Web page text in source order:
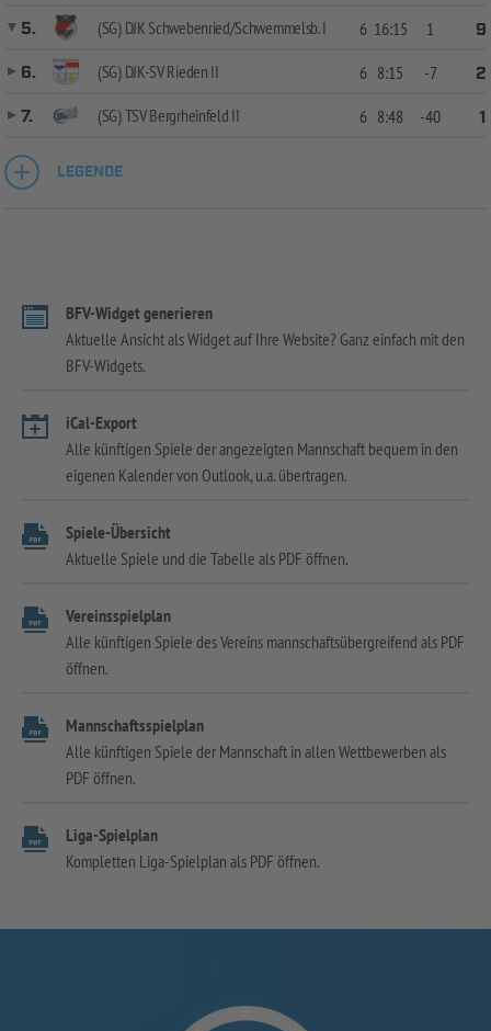
5.
(SG) DJK Schwebenried/Schwemmelsb. I 6 16:15 1
9
6.
(SG) DJK-SV Rieden II 6 8:15 -7
2
7.
(SG) TSV Bergrheinfeld II 6 8:48 -40 1
LEGENDE
BFV-Widget generieren
Aktuelle Ansicht als Widget auf Ihre Website? Ganz einfach mit den
BFV-Widgets.
iCal-Export
Alle künftigen Spiele der angezeigten Mannschaft bequem in den
eigenen Kalender von Outlook, u.a. übertragen.
Spiele-Übersicht
Aktuelle Spiele und die Tabelle als PDF öffnen.
Vereinsspielplan
Alle künftigen Spiele des Vereins mannschaftsübergreifend als PDF
öffnen.
Mannschaftsspielplan
Alle künftigen Spiele der Mannschaft in allen Wettbewerben als
PDF öffnen.
Liga-Spielplan
Kompletten Liga-Spielplan als PDF öffnen.